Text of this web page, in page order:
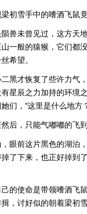
雪手中的嗜酒飞鼠竟
未曾见过，这方天
一般的猿猴，它们都
希望。
才恢复了些许力气
星辰之力加持的环境
们，“这里是什么地方
，只能气嘟嘟的飞
前这片黑色的湖泊
了下来，也正好掉到
使命是带领嗜酒飞
，讨好似的朝着梁初